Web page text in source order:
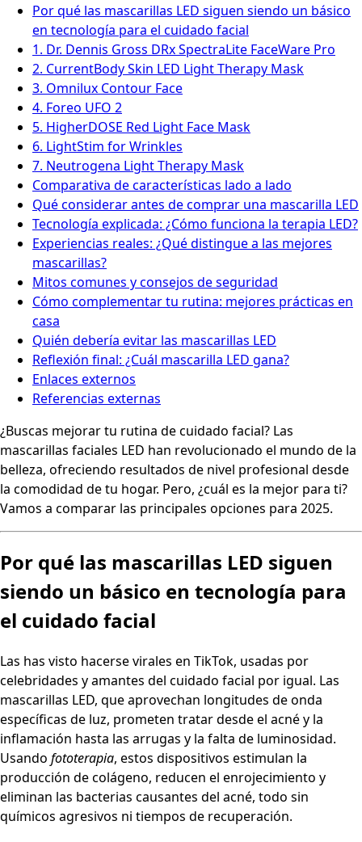
Por qué las mascarillas LED siguen siendo un básico
en tecnología para el cuidado facial
1. Dr. Dennis Gross DRx SpectraLite FaceWare Pro
2. CurrentBody Skin LED Light Therapy Mask
3. Omnilux Contour Face
4. Foreo UFO 2
5. HigherDOSE Red Light Face Mask
6. LightStim for Wrinkles
7. Neutrogena Light Therapy Mask
Comparativa de características lado a lado
Qué considerar antes de comprar una mascarilla LED
Tecnología explicada: ¿Cómo funciona la terapia LED?
Experiencias reales: ¿Qué distingue a las mejores
mascarillas?
Mitos comunes y consejos de seguridad
Cómo complementar tu rutina: mejores prácticas en
casa
Quién debería evitar las mascarillas LED
Reflexión final: ¿Cuál mascarilla LED gana?
Enlaces externos
Referencias externas
¿Buscas mejorar tu rutina de cuidado facial? Las
mascarillas faciales LED han revolucionado el mundo de la
belleza, ofreciendo resultados de nivel profesional desde
la comodidad de tu hogar. Pero, ¿cuál es la mejor para ti?
Vamos a comparar las principales opciones para 2025.
Por qué las mascarillas LED siguen
siendo un básico en tecnología para
el cuidado facial
Las has visto hacerse virales en TikTok, usadas por
celebridades y amantes del cuidado facial por igual. Las
mascarillas LED, que aprovechan longitudes de onda
específicas de luz, prometen tratar desde el acné y la
inflamación hasta las arrugas y la falta de luminosidad.
Usando fototerapia, estos dispositivos estimulan la
producción de colágeno, reducen el enrojecimiento y
eliminan las bacterias causantes del acné, todo sin
químicos agresivos ni tiempos de recuperación.